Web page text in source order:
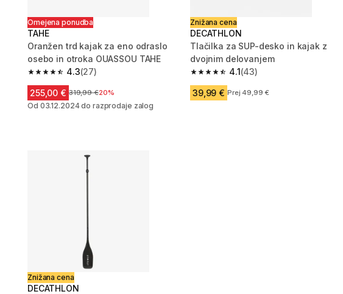
Omejena ponudba
TAHE
Oranžen trd kajak za eno odraslo
osebo in otroka OUASSOU TAHE
4.3
4.3 od 5 zvezdic from 27 ocene
(27)
255,00 € Cena pred znižanjem
319,99 €20%
Od 03.12.2024 do razprodaje zalog
Znižana cena
DECATHLON
Tlačilka za SUP-desko in kajak z
dvojnim delovanjem
4.1
4.1 od 5 zvezdic from 43 ocene
(43)
39,99 € Prej 49,99 €
Znižana cena
DECATHLON